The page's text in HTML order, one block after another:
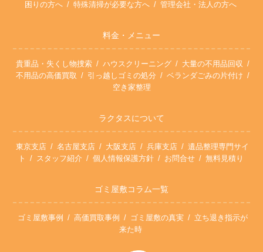
困りの方へ
特殊清掃が必要な方へ 管理会社・法人の方へ
料金・メニュー
貴重品・失くし物捜索 ハウスクリーニング
大量の不用品回収
不用品の高価買取
引っ越しゴミの処分
ベランダごみの片付け
空き家整理
ラクタスについて
東京支店 名古屋支店 大阪支店 兵庫支店
遺品整理専門サイ
ト
スタッフ紹介 個人情報保護方針 お問合せ 無料見積り
ゴミ屋敷コラム一覧
ゴミ屋敷事例 高価買取事例 ゴミ屋敷の真実
立ち退き指示が
来た時